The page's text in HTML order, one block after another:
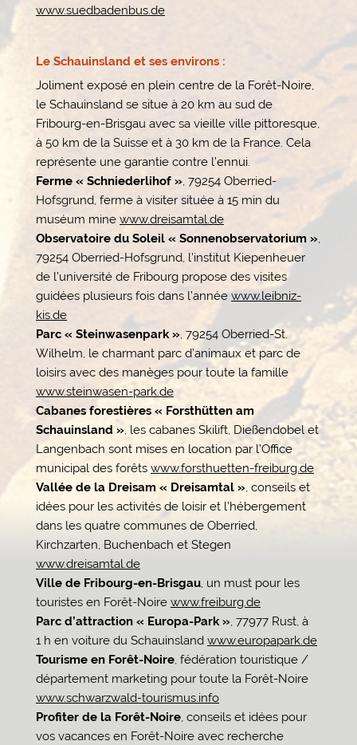
www.suedbadenbus.de
Le Schauinsland et ses environs :
Joliment exposé en plein centre de la Forêt-Noire,
le Schauinsland se situe à 20 km au sud de
Fribourg-en-Brisgau avec sa vieille ville pittoresque,
à 50 km de la Suisse et à 30 km de la France. Cela
représente une garantie contre l’ennui.
Ferme « Schniederlihof », 79254 Oberried-
Hofsgrund, ferme à visiter située à 15 min du
muséum mine www.dreisamtal.de
Observatoire du Soleil « Sonnenobservatorium »,
79254 Oberried-Hofsgrund, l’institut Kiepenheuer
de l’université de Fribourg propose des visites
guidées plusieurs fois dans l’année www.leibniz-
kis.de
Parc « Steinwasenpark », 79254 Oberried-St.
Wilhelm, le charmant parc d’animaux et parc de
loisirs avec des manèges pour toute la famille
www.steinwasen-park.de
Cabanes forestières « Forsthütten am
Schauinsland », les cabanes Skilift, Dießendobel et
Langenbach sont mises en location par l’Office
municipal des forêts www.forsthuetten-freiburg.de
Vallée de la Dreisam « Dreisamtal », conseils et
idées pour les activités de loisir et l’hébergement
dans les quatre communes de Oberried,
Kirchzarten, Buchenbach et Stegen
www.dreisamtal.de
Ville de Fribourg-en-Brisgau, un must pour les
touristes en Forêt-Noire www.freiburg.de
Parc d’attraction « Europa-Park », 77977 Rust, à
1 h en voiture du Schauinsland www.europapark.de
Tourisme en Forêt-Noire, fédération touristique /
département marketing pour toute la Forêt-Noire
www.schwarzwald-tourismus.info
Profiter de la Forêt-Noire, conseils et idées pour
vos vacances en Forêt-Noire avec recherche